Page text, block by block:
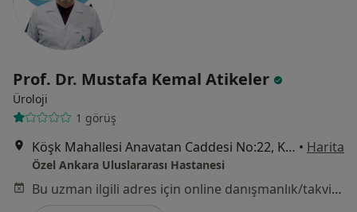
Prof. Dr. Mustafa Kemal Atikeler
Üroloji
1 görüş
Köşk Mahallesi Anavatan Caddesi No:22, Keçiören • Harita
Özel Ankara Uluslararası Hastanesi
Bu uzman ilgili adres için online danışmanlık/takvim sunmuyor.